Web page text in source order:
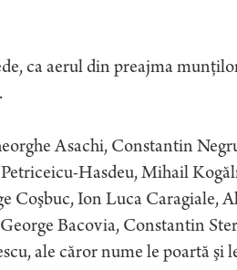
ca aerul din preajma
Asachi, Constantin
Hasdeu, Mihail
Coşbuc, Ion Luca Caragiale,
Bacovia, Constantin
ale căror nume le poartă şi